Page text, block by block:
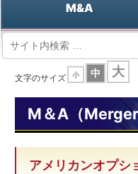
M&A
M&A支援なら新日本総合事務所 |
文字のサイズ 小 中 大
M＆A（
アメリカンオプシ